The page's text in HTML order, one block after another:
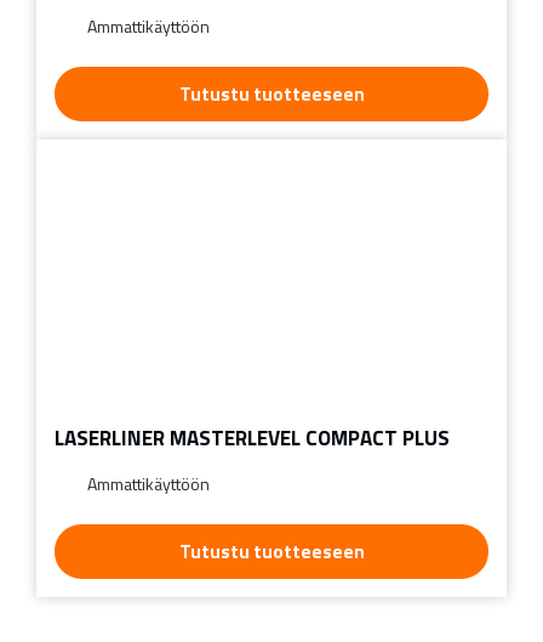
Ammattikäyttöön
Tutustu tuotteeseen
LASERLINER MASTERLEVEL COMPACT PLUS
Ammattikäyttöön
Tutustu tuotteeseen